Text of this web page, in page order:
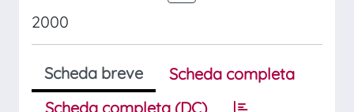
2000
Scheda breve
Scheda completa
Scheda completa (DC)